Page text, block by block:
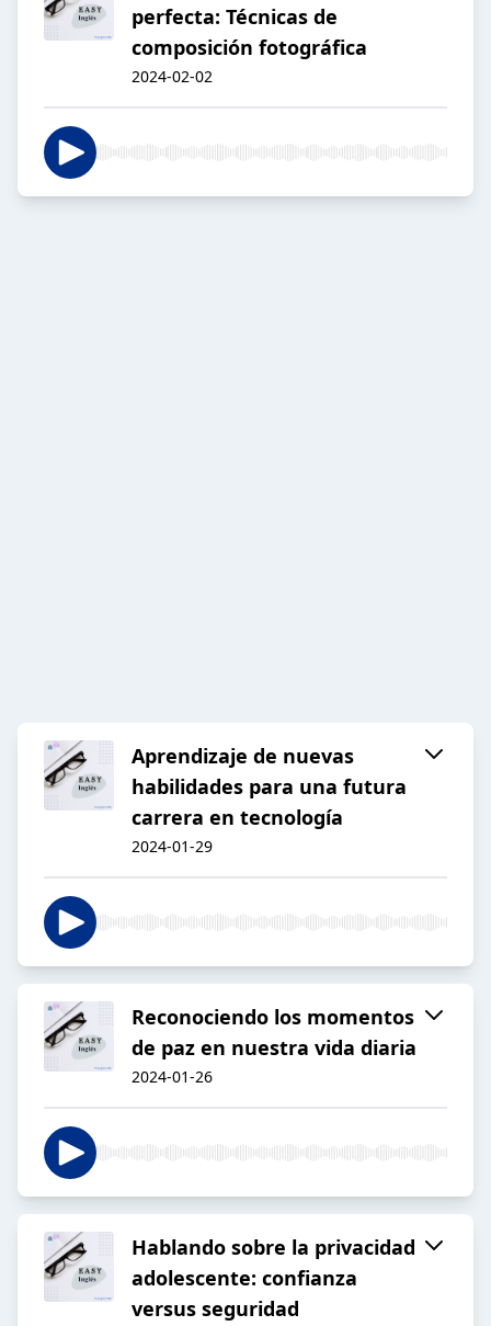
perfecta: Técnicas de
composición fotográfica
2024-02-02
Aprendizaje de nuevas
habilidades para una futura
carrera en tecnología
2024-01-29
Reconociendo los momentos
de paz en nuestra vida diaria
2024-01-26
Hablando sobre la privacidad
adolescente: confianza
versus seguridad